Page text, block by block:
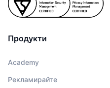
Продукти
Academy
Рекламирайте